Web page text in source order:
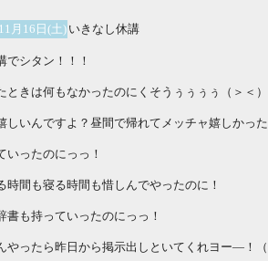
月16日(土) いきなし休講
でシタン！！！
ときは何もなかったのにくそうぅぅぅぅ（＞＜）
しいんですよ？昼間で帰れてメッチャ嬉しかっ
いったのにっっ！
時間も寝る時間も惜しんでやったのに！
書も持っていったのにっっ！
やったら昨日から掲示出しといてくれヨー―！